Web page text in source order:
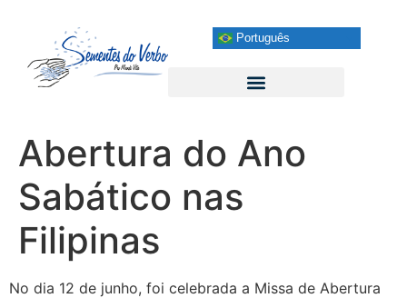
Português
Abertura do Ano
Sabático nas
Filipinas
No dia 12 de junho, foi celebrada a Missa de Abertura